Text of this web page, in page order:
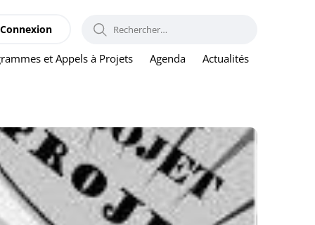
et Appels à Projets Agenda Actualités
Connexion RECHERCHER :